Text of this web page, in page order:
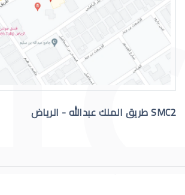
التهاب عيون الاطفال الرضع
SMC2 طريق الملك عبدالله - الرياض